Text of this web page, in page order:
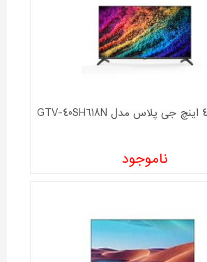
ناموجود